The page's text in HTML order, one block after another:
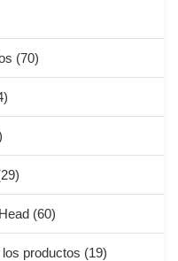
(70)
(60)
productos (19)